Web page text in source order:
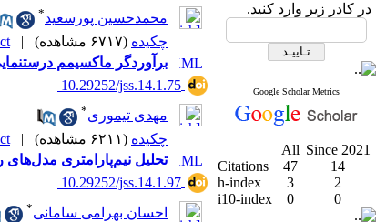
در کادر زیر وارد کنید.
Google Scholar Metrics
All Since 2021
Citations
47
14
h-index
3
2
i10-index
0 0
محمدحسین پورسعید*
چکیده (۶۷۱۷ مشاهده) |
|
برآوردگر ماکسیمم درستنمایی
‎ 10.29252/jss.14.1.75
مهدی تیموری*
چکیده (۶۲۱۱ مشاهده) |
|
تحلیل نیم‌پارامتری
‎ 10.29252/jss.14.1.97
احسان بهرامی سامانی*